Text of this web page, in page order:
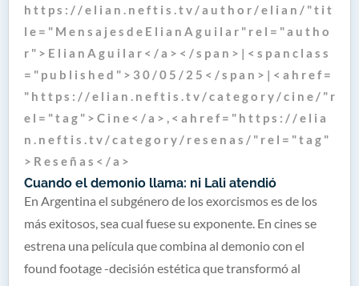
Cuando el demonio llama: ni Lali atendió
h t t p s : / / e l i a n . n e f t i s . t v / a u t h o r / e l i a n / " t i t
l e = " M e n s a j e s d e E l i a n A g u i l a r " r e l = " a u t h o
r " > E l i a n A g u i l a r < / a > < / s p a n > | < s p a n c l a s s
= " p u b l i s h e d " > 3 0 / 0 5 / 2 5 < / s p a n > | < a h r e f =
" h t t p s : / / e l i a n . n e f t i s . t v / c a t e g o r y / c i n e / " r
e l = " t a g " > C i n e < / a > , < a h r e f = " h t t p s : / / e l i a
n . n e f t i s . t v / c a t e g o r y / r e s e n a s / " r e l = " t a g "
> R e s e ñ a s < / a >
En Argentina el subgénero de los exorcismos es de los
más exitosos, sea cual fuese su exponente. En cines se
estrena una película que combina al demonio con el
found footage -decisión estética que transformó al